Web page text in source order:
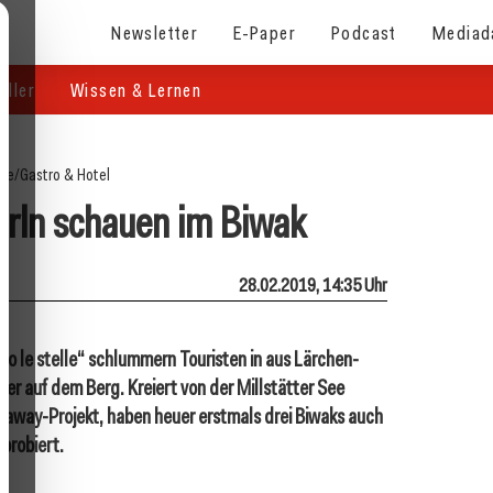
Newsletter E-Paper Podcast
Wissen & Lernen
/Gastro & Hotel
schauen im Biwak
28.02.2019, 14:35 Uhr
le stelle“ schlummern Touristen in aus Lärchen-
auf dem Berg. Kreiert von der Millstätter See
Projekt, haben heuer erstmals drei Biwaks auch